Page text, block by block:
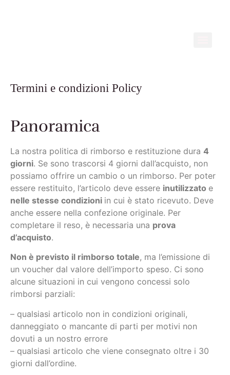
Termini e condizioni Policy
Panoramica
La nostra politica di rimborso e restituzione dura 4
giorni. Se sono trascorsi 4 giorni dall’acquisto, non
possiamo offrire un cambio o un rimborso. Per poter
essere restituito, l’articolo deve essere inutilizzato e
nelle stesse condizioni in cui è stato ricevuto. Deve
anche essere nella confezione originale. Per
completare il reso, è necessaria una prova
d’acquisto.
Non è previsto il rimborso totale, ma l’emissione di
un voucher dal valore dell’importo speso. Ci sono
alcune situazioni in cui vengono concessi solo
rimborsi parziali:
– qualsiasi articolo non in condizioni originali,
danneggiato o mancante di parti per motivi non
dovuti a un nostro errore
– qualsiasi articolo che viene consegnato oltre i 30
giorni dall’ordine.